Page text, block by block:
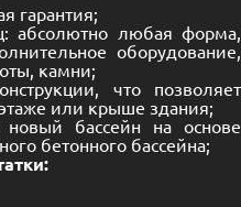
гарантия;
абсолютно любая форма,
оборудование,
камни;
что позволяет
или крыше здания;
новый бассейн на основе
бетонного бассейна;